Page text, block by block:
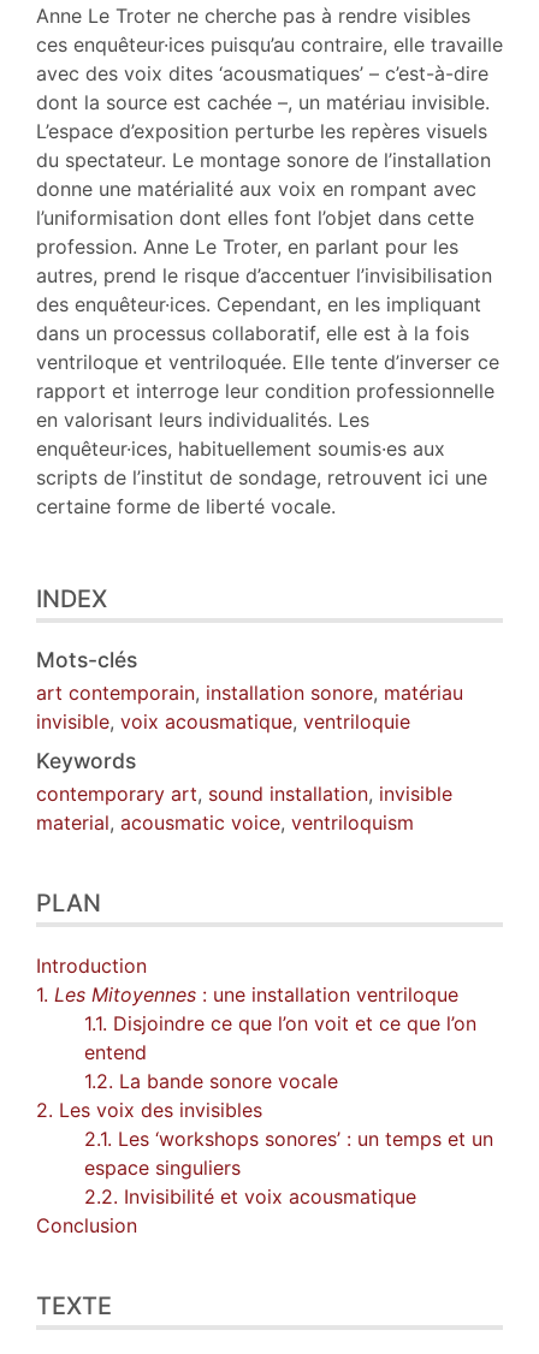
Anne Le Troter ne cherche pas à rendre visibles
ces enquêteur·ices puisqu’au contraire, elle travaille
avec des voix dites ‘acousmatiques’ – c’est-à-dire
dont la source est cachée –, un matériau invisible.
L’espace d’exposition perturbe les repères visuels
du spectateur. Le montage sonore de l’installation
donne une matérialité aux voix en rompant avec
l’uniformisation dont elles font l’objet dans cette
profession. Anne Le Troter, en parlant pour les
autres, prend le risque d’accentuer l’invisibilisation
des enquêteur·ices. Cependant, en les impliquant
dans un processus collaboratif, elle est à la fois
ventriloque et ventriloquée. Elle tente d’inverser ce
rapport et interroge leur condition professionnelle
en valorisant leurs individualités. Les
enquêteur·ices, habituellement soumis·es aux
scripts de l’institut de sondage, retrouvent ici une
certaine forme de liberté vocale.
INDEX
Mots-clés
art contemporain, installation sonore, matériau
invisible, voix acousmatique, ventriloquie
Keywords
contemporary art, sound installation, invisible
material, acousmatic voice, ventriloquism
PLAN
Introduction
1. Les Mitoyennes : une installation ventriloque
1.1. Disjoindre ce que l’on voit et ce que l’on
entend
1.2. La bande sonore vocale
2. Les voix des invisibles
2.1. Les ‘workshops sonores’ : un temps et un
espace singuliers
2.2. Invisibilité et voix acousmatique
Conclusion
TEXTE